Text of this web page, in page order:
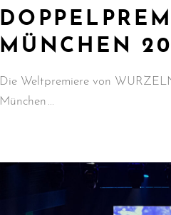
MÜNCHEN
Die Weltpremiere von
München